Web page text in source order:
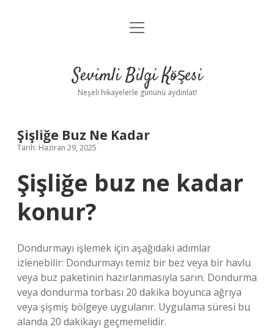
Anasayfa
Yasal Uyarı
menüyü
Sevimli Bilgi Köşesi
Neşeli hikayelerle gününü aydınlat!
Şişliğe Buz Ne Kadar
Tarih: Haziran 29, 2025
Şişliğe buz ne kadar
konur?
Dondurmayı işlemek için aşağıdaki adımlar
izlenebilir: Dondurmayı temiz bir bez veya bir havlu
veya buz paketinin hazırlanmasıyla sarın. Dondurma
veya dondurma torbası 20 dakika boyunca ağrıya
veya şişmiş bölgeye uygulanır. Uygulama süresi bu
alanda 20 dakikayı geçmemelidir.